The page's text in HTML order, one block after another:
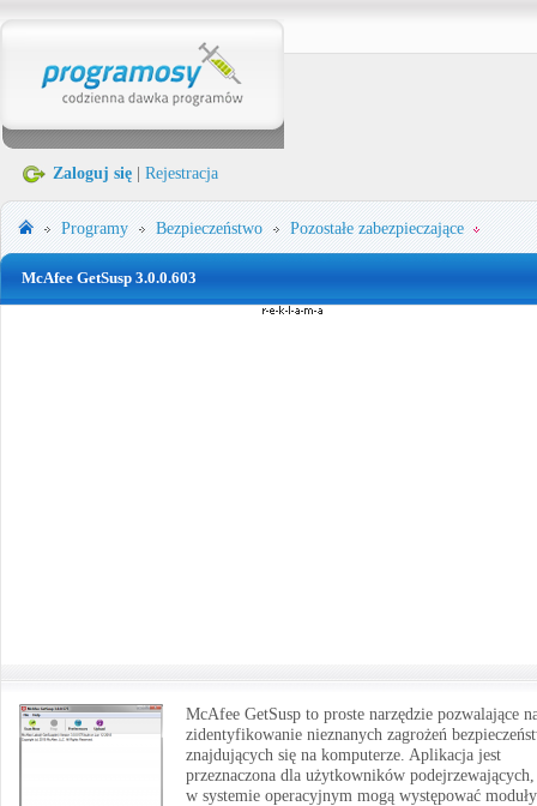
Zaloguj się Rejestracja
Programy Bezpieczeństwo Pozostałe zabezpieczające
McAfee GetSusp 3.0.0.603
McAfee GetSusp to proste narzędzie pozwalające
zidentyfikowanie nieznanych zagrożeń
znajdujących się na komputerze. Aplikacja jest
przeznaczona dla użytkowników podejrzewających,
w systemie operacyjnym mogą występować moduły